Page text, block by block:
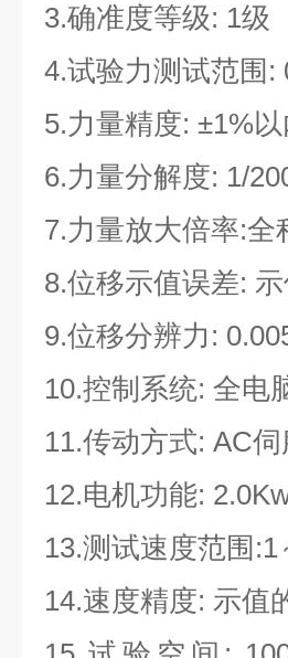
3.确准度等级: 1级
4.试验力测试范围:
5.力量精度: ±1%以
6.力量分解度: 1/
7.力量放大倍率:全
8.位移示值误差:
9.位移分辨力:
10.控制系统: 全电
11.传动方式: AC
12.电机功能:
13.测试速度范围
14.速度精度: 示值